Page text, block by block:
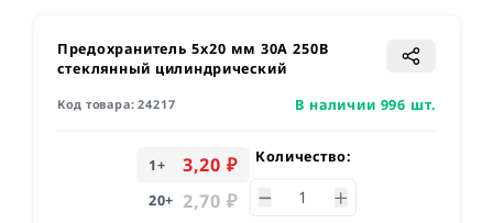
Предохранитель 5x20 мм 30A 250В
стеклянный цилиндрический
Код товара:24217 В наличии 996 шт.
1+ 3,20 ₽
20+ 2,70 ₽
Количество: